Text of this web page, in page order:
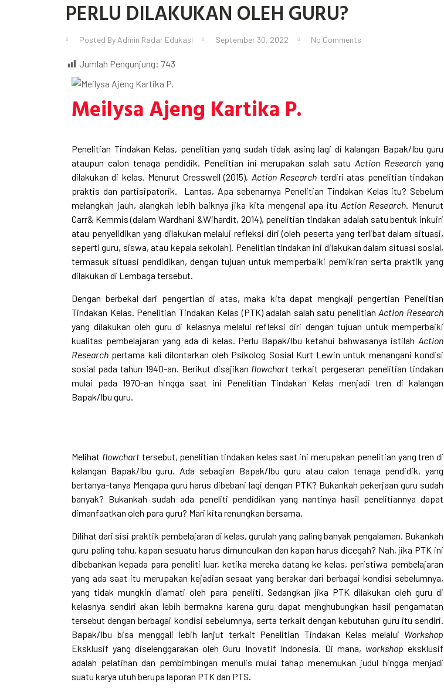
PERLU DILAKUKAN OLEH GURU?
Posted By Admin Radar Edukasi September 30, 2022 No Comments
Jumlah Pengunjung: 743
Meilysa Ajeng Kartika P.
Penelitian Tindakan Kelas, penelitian yang sudah tidak asing lagi di kalangan Bapak/Ibu guru
ataupun calon tenaga pendidik. Penelitian ini merupakan salah satuAction Researchyang
dilakukan di kelas. Menurut Cresswell (2015), Action Research terdiri atas penelitian tindakan
praktis dan partisipatorik. Lantas, Apa sebenarnya Penelitian Tindakan Kelas itu? Sebelum
melangkah jauh, alangkah lebih baiknya jika kita mengenal apa itu Action Research. Menurut
Carr& Kemmis (dalam Wardhani &Wihardit, 2014), penelitian tindakan adalah satu bentuk inkuiri
atau penyelidikan yang dilakukan melalui refleksi diri (oleh peserta yang terlibat dalam situasi,
seperti guru, siswa, atau kepala sekolah). Penelitian tindakan ini dilakukan dalam situasi sosial,
termasuk situasi pendidikan, dengan tujuan untuk memperbaiki pemikiran serta praktik yang
dilakukan di Lembaga tersebut.
Dengan berbekal dari pengertian di atas, maka kita dapat mengkaji pengertian Penelitian
Tindakan Kelas. Penelitian Tindakan Kelas (PTK) adalah salah satu penelitian Action Research
yang dilakukan oleh guru di kelasnya melalui refleksi diri dengan tujuan untuk memperbaiki
kualitas pembelajaran yang ada di kelas. Perlu Bapak/Ibu ketahui bahwasanya istilah Action
Research pertama kali dilontarkan oleh Psikolog Sosial Kurt Lewin untuk menangani kondisi
sosial pada tahun 1940-an. Berikut disajikan flowchart terkait pergeseran penelitian tindakan
mulai pada 1970-an hingga saat ini Penelitian Tindakan Kelas menjadi tren di kalangan
Bapak/Ibu guru.
Melihat flowchart tersebut, penelitian tindakan kelas saat ini merupakan penelitian yang tren di
kalangan Bapak/Ibu guru. Ada sebagian Bapak/Ibu guru atau calon tenaga pendidik, yang
bertanya-tanya Mengapa guru harus dibebani lagi dengan PTK? Bukankah pekerjaan guru sudah
banyak? Bukankah sudah ada peneliti pendidikan yang nantinya hasil penelitiannya dapat
dimanfaatkan oleh para guru? Mari kita renungkan bersama.
Dilihat dari sisi praktik pembelajaran di kelas, gurulah yang paling banyak pengalaman. Bukankah
guru paling tahu, kapan sesuatu harus dimunculkan dan kapan harus dicegah? Nah, jika PTK ini
dibebankan kepada para peneliti luar, ketika mereka datang ke kelas, peristiwa pembelajaran
yang ada saat itu merupakan kejadian sesaat yang berakar dari berbagai kondisi sebelumnya,
yang tidak mungkin diamati oleh para peneliti. Sedangkan jika PTK dilakukan oleh guru di
kelasnya sendiri akan lebih bermakna karena guru dapat menghubungkan hasil pengamatan
tersebut dengan berbagai kondisi sebelumnya, serta terkait dengan kebutuhan guru itu sendiri.
Bapak/Ibu bisa menggali lebih lanjut terkait Penelitian Tindakan Kelas melalui Workshop
Eksklusif yang diselenggarakan oleh Guru Inovatif Indonesia. Di mana, workshopeksklusif
adalah pelatihan dan pembimbingan menulis mulai tahap menemukan judul hingga menjadi
suatu karya utuh berupa laporan PTK dan PTS.